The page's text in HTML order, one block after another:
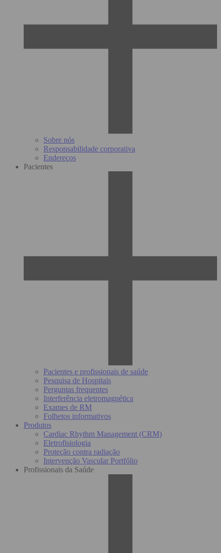
Sobre nós
Responsabilidade corporativa
Endereços
Pacientes
Pacientes e profissionais de saúde
Pesquisa de Hospitais
Perguntas frequentes
Interferência eletromagnética
Exames de RM
Folhetos informativos
Produtos
Cardiac Rhythm Management (CRM)
Eletrofisiologia
Proteção contra radiação
Intervenção Vascular Portfólio
Profissionais da Saúde